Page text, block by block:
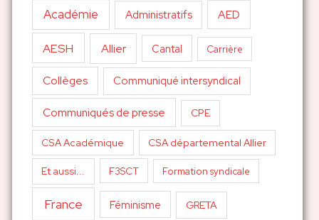
Académie Administratifs AED
AESH Allier Cantal Carrière
Collèges Communiqué intersyndical
Communiqués de presse CPE
CSA Académique CSA départemental Allier
Et aussi... F3SCT Formation syndicale
France Féminisme GRETA